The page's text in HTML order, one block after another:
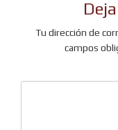
entradas
Tu dirección de
campos